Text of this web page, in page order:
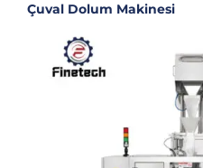
Çuval Dolum Makinesi